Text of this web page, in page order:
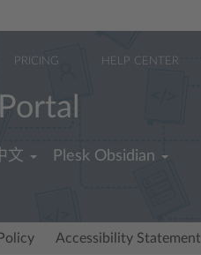
PRICING HELP CENTER
文 Plesk Obsidian
Accessibility Statement